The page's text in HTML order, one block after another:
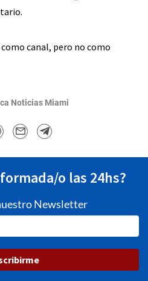
canal, pero no como
Noticias Miami
o las 24hs?
Newsletter